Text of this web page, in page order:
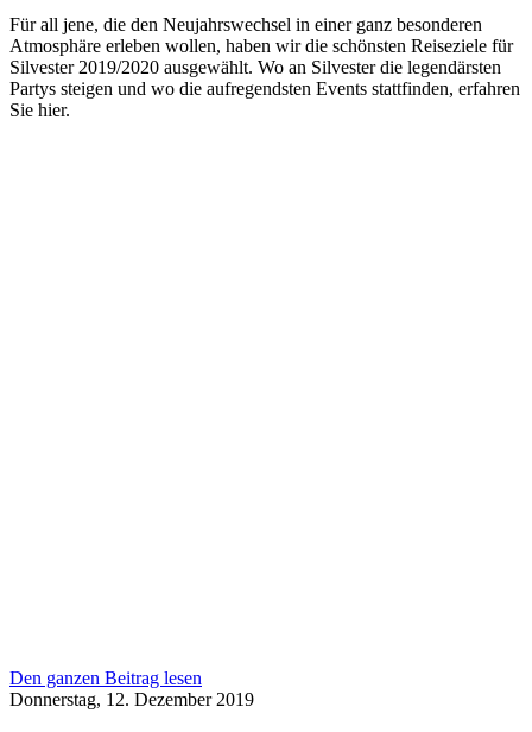
Für all jene, die den Neujahrswechsel in einer ganz besonderen
Atmosphäre erleben wollen, haben wir die schönsten Reiseziele für
Silvester 2019/2020 ausgewählt. Wo an Silvester die legendärsten
Partys steigen und wo die aufregendsten Events stattfinden, erfahren
Sie hier.
Den ganzen Beitrag lesen
Donnerstag, 12. Dezember 2019